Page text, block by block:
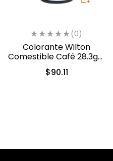
(0)
Colorante Wilton
Comestible Café 28.3gr .
(04-0-0044)
$90.11